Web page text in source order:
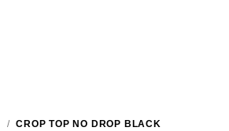
/ CROP TOP NO DROP BLACK